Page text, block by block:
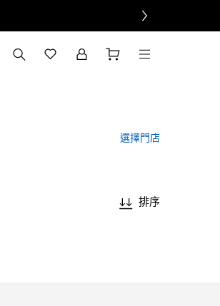
選擇門店
排序